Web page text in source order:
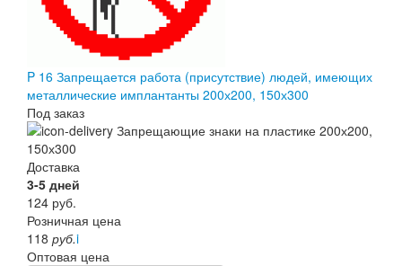
P 16 Запрещается работа (присутствие) людей, имеющих
металлические имплантанты 200х200, 150х300
Под заказ
Доставка
3-5 дней
124 руб.
Розничная цена
118 руб.i
Оптовая цена